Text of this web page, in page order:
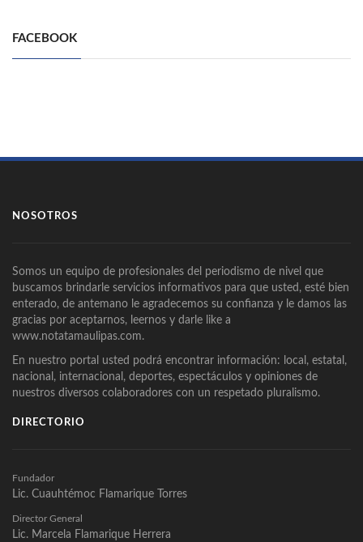
FACEBOOK
NOSOTROS
Somos un equipo de profesionales del periodismo de nivel que
buscamos brindarle servicios informativos para que usted, esté bien
enterado, de antemano le agradecemos su confianza y le damos las
gracias por aceptarnos, leernos y darle like a
www.notatamaulipas.com.
En nuestro portal usted podrá encontrar información: local, estatal,
nacional, internacional, deportes, espectáculos y opiniones de
nuestros diversos colaboradores con un respetado pluralismo.
DIRECTORIO
Fundador
Lic. Cuauhtémoc Flamarique Torres
Director General
Lic. Marcela Flamarique Herrera